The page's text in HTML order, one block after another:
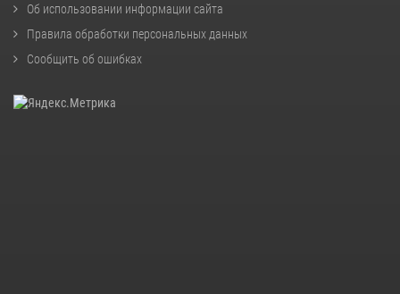
Об использовании информации сайта
Правила обработки персональных данных
Сообщить об ошибках